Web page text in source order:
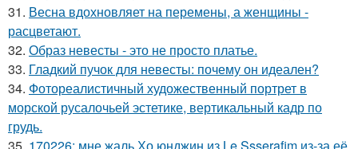
31. Весна вдохновляет на перемены, а женщины -
расцветают.
32. Образ невесты - это не просто платье.
33. Гладкий пучок для невесты: почему он идеален?
34. Фотореалистичный художественный портрет в
морской русалочьей эстетике, вертикальный кадр по
грудь.